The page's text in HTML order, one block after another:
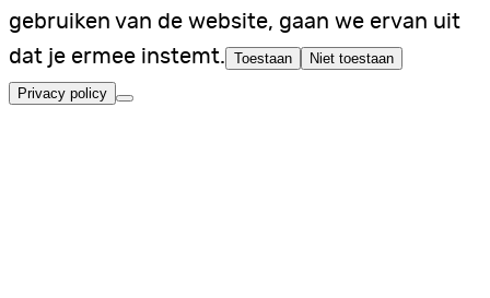
gebruiken van de website, gaan we ervan uit
dat je ermee instemt. Toestaan Niet toestaan
Privacy policy